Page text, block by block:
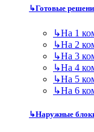
↳Готовые
↳На 1
↳На 2
↳На 3
↳На 4
↳На 5
↳На 6
↳Наружные